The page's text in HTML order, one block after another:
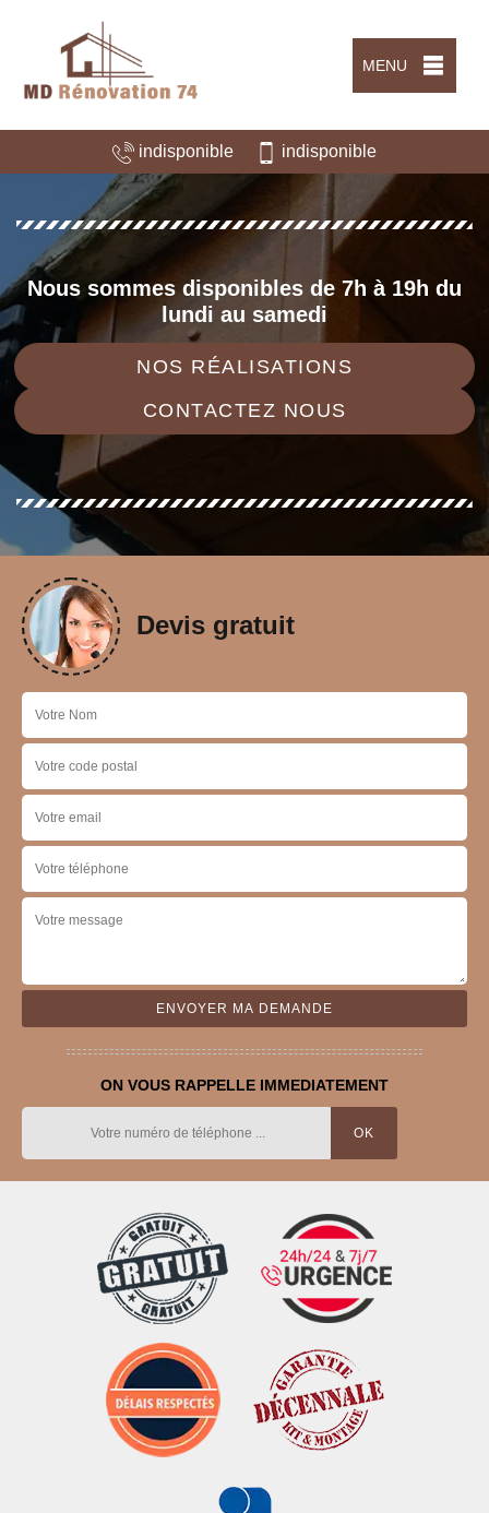
MENU
indisponible indisponible
Nous sommes disponibles de 7h à 19h du
lundi au samedi
NOS RÉALISATIONS
CONTACTEZ NOUS
Devis gratuit
ON VOUS RAPPELLE IMMEDIATEMENT